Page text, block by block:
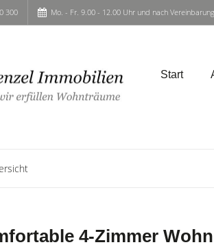
300 Mo. - Fr. 9.00 - 12.00 Uhr und nach Vereinbarung
Start
4-Zimmer